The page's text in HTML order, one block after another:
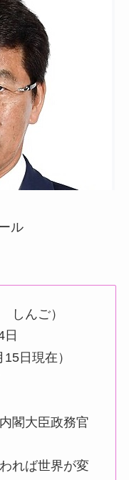
ル
しんご）
日現在）
閣大臣政務官
れば世界が変